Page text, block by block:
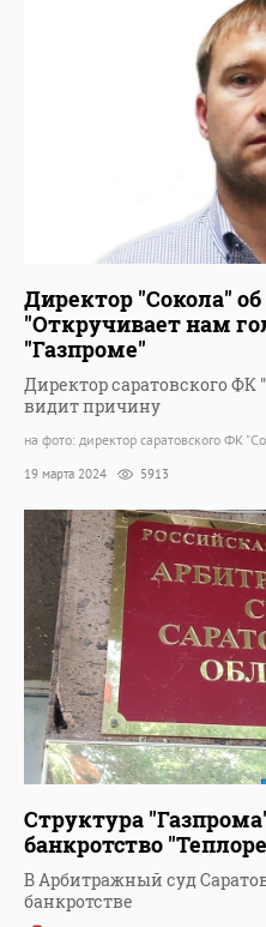
Директор "Сокола" об
"Откручивает нам
"Газпроме"
Директор саратовского
видит причину
на фото: директор саратовского ФК
19 марта 2024 5913
Структура
банкротство
В Арбитражный суд
банкротстве